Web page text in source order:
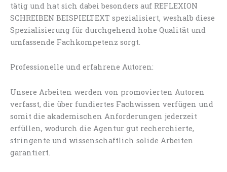
tätig und hat sich dabei besonders auf REFLEXION
SCHREIBEN BEISPIELTEXT spezialisiert, weshalb diese
Spezialisierung für durchgehend hohe Qualität und
umfassende Fachkompetenz sorgt.
Professionelle und erfahrene Autoren:
Unsere Arbeiten werden von promovierten Autoren
verfasst, die über fundiertes Fachwissen verfügen und
somit die akademischen Anforderungen jederzeit
erfüllen, wodurch die Agentur gut recherchierte,
stringente und wissenschaftlich solide Arbeiten
garantiert.